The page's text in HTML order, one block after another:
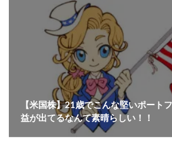
【米国株】21歳でこんな堅いポート
益が出てるなんて素晴らしい！！